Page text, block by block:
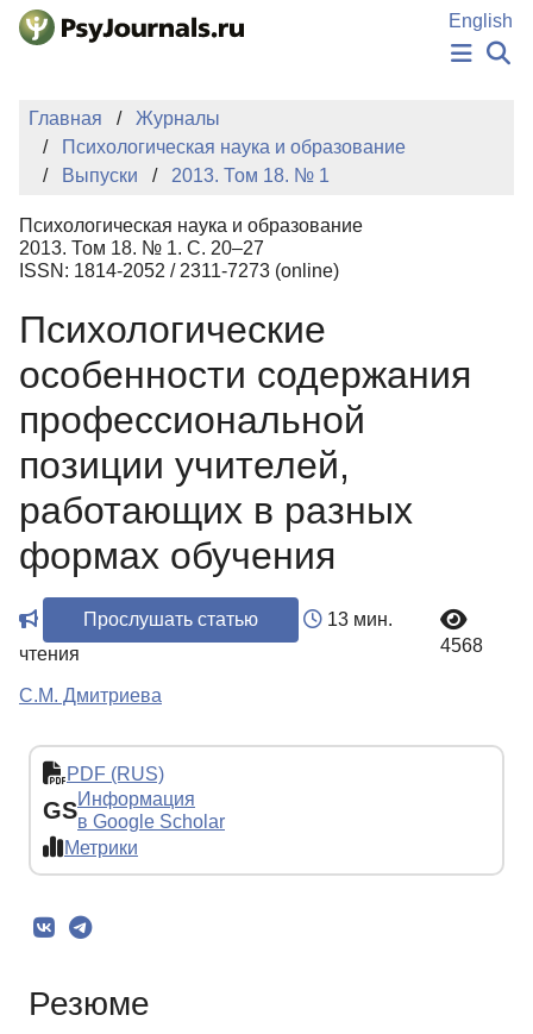
Перейти к основному содержанию
English
НОВОСТИ
ИЗДАНИЯ
АВТОРЫ
БАЗА ЗНАНИЙ
КЛЮЧЕВЫЕ СЛОВА
Регистрация
Главная
Журналы
Психологическая наука и образование
Выпуски
2013. Том 18. № 1
Психологическая наука и образование
2013. Том 18. № 1. С. 20–27
ISSN: 1814-2052 / 2311-7273 (online)
Психологические
особенности содержания
профессиональной
позиции учителей,
работающих в разных
формах обучения
Прослушать статью
13 мин.
чтения
4568
С.М. Дмитриева
PDF (RUS)
GSИнформация
в Google Scholar
Метрики
Резюме